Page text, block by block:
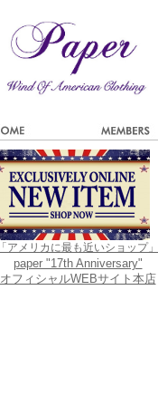
「アメリカに最も近いショップ」
paper "17th Anniversary"
オフィシャルWEBサイト本店